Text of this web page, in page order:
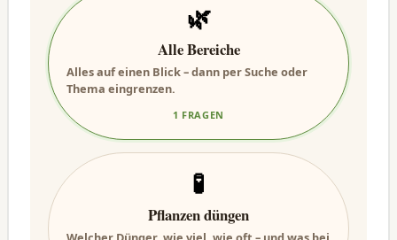
🌿
Alle Bereiche
Alles auf einen Blick – dann per Suche oder
Thema eingrenzen.
1 FRAGEN
🧪
Pflanzen düngen